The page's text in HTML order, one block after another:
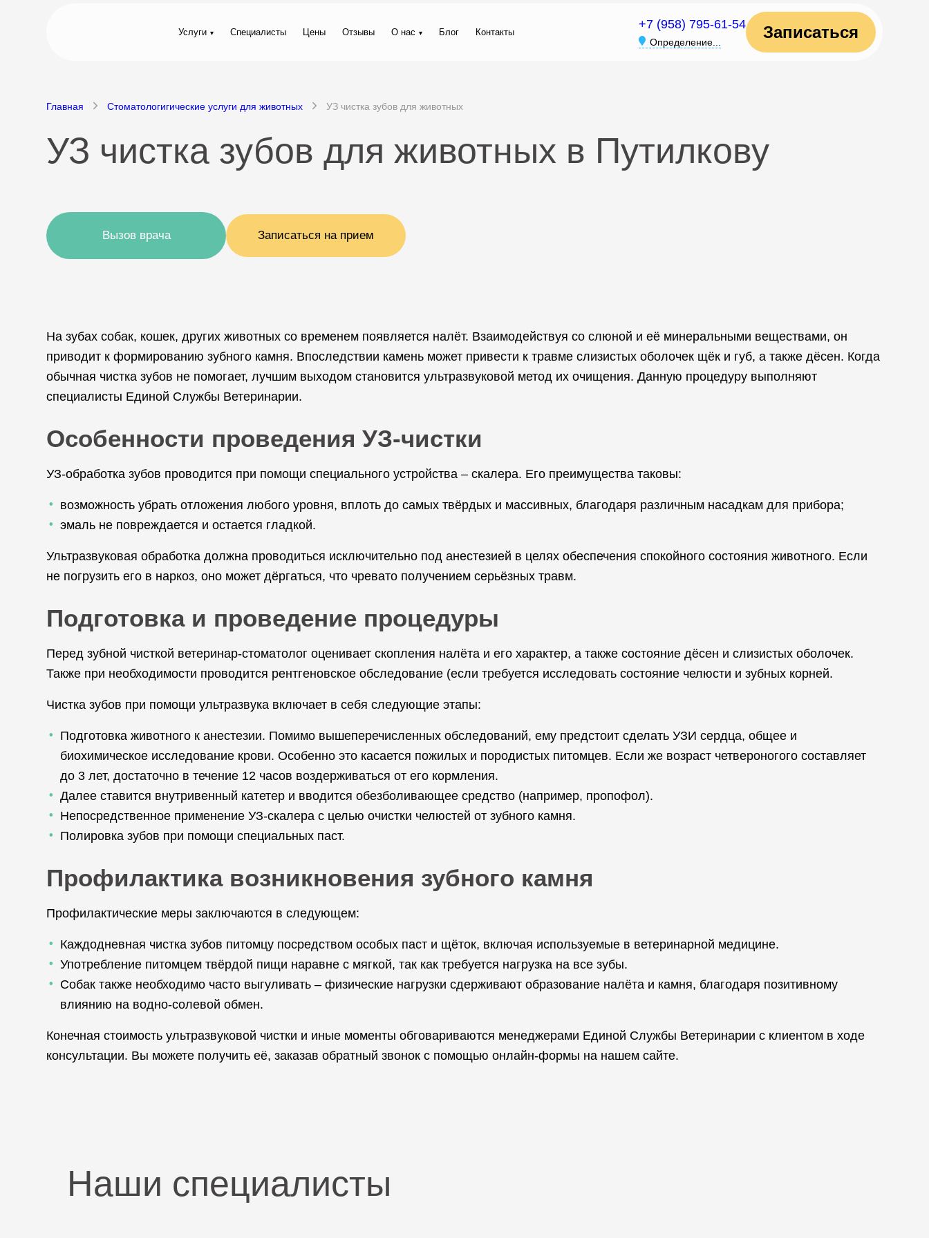
Услуги Специалисты Цены Отзывы О нас Блог Контакты
+7 (958) 795-61-54
Определение...
Записаться
Главная Стоматологигические услуги для животных УЗ чистка зубов для животных
УЗ чистка зубов для животных в Путилкову
Вызов врача Записаться на прием
На зубах собак, кошек, других животных со временем появляется налёт. Взаимодействуя со слюной и её минеральными веществами, он
приводит к формированию зубного камня. Впоследствии камень может привести к травме слизистых оболочек щёк и губ, а также дёсен. Когда
обычная чистка зубов не помогает, лучшим выходом становится ультразвуковой метод их очищения. Данную процедуру выполняют
специалисты Единой Службы Ветеринарии.
Особенности проведения УЗ-чистки
УЗ-обработка зубов проводится при помощи специального устройства – скалера. Его преимущества таковы:
возможность убрать отложения любого уровня, вплоть до самых твёрдых и массивных, благодаря различным насадкам для прибора;
эмаль не повреждается и остается гладкой.
Ультразвуковая обработка должна проводиться исключительно под анестезией в целях обеспечения спокойного состояния животного. Если
не погрузить его в наркоз, оно может дёргаться, что чревато получением серьёзных травм.
Подготовка и проведение процедуры
Перед зубной чисткой ветеринар-стоматолог оценивает скопления налёта и его характер, а также состояние дёсен и слизистых оболочек.
Также при необходимости проводится рентгеновское обследование (если требуется исследовать состояние челюсти и зубных корней.
Чистка зубов при помощи ультразвука включает в себя следующие этапы:
Подготовка животного к анестезии. Помимо вышеперечисленных обследований, ему предстоит сделать УЗИ сердца, общее и
биохимическое исследование крови. Особенно это касается пожилых и породистых питомцев. Если же возраст четвероногого составляет
до 3 лет, достаточно в течение 12 часов воздерживаться от его кормления.
Далее ставится внутривенный катетер и вводится обезболивающее средство (например, пропофол).
Непосредственное применение УЗ-скалера с целью очистки челюстей от зубного камня.
Полировка зубов при помощи специальных паст.
Профилактика возникновения зубного камня
Профилактические меры заключаются в следующем:
Каждодневная чистка зубов питомцу посредством особых паст и щёток, включая используемые в ветеринарной медицине.
Употребление питомцем твёрдой пищи наравне с мягкой, так как требуется нагрузка на все зубы.
Собак также необходимо часто выгуливать – физические нагрузки сдерживают образование налёта и камня, благодаря позитивному
влиянию на водно-солевой обмен.
Конечная стоимость ультразвуковой чистки и иные моменты обговариваются менеджерами Единой Службы Ветеринарии с клиентом в ходе
консультации. Вы можете получить её, заказав обратный звонок с помощью онлайн-формы на нашем сайте.
Наши специалисты